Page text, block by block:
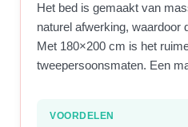
Het bed is gemaakt van
naturel afwerking, waardoor
Met 180×200 cm is het
tweepersoonsmaten. Een
VOORDELEN